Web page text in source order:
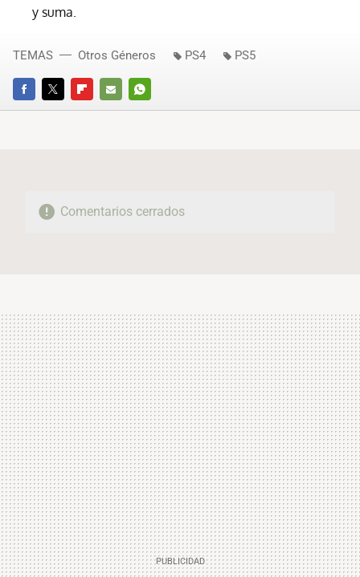
y suma.
FACEBOOKTWITTERFLIPBOARD
E-
WHATSAPP
TEMAS Otros Géneros PS4 PS5
Comentarios cerrados